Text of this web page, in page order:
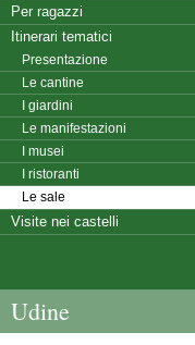
Per ragazzi
Itinerari tematici
Presentazione
Le cantine
I giardini
Le manifestazioni
I musei
I ristoranti
Le sale
Visite nei castelli
Udine